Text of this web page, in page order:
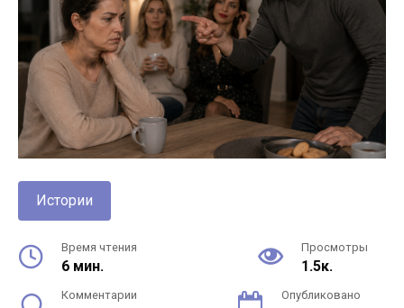
Истории
Время чтения
6 мин.
Просмотры
1.5к.
Комментарии Опубликовано